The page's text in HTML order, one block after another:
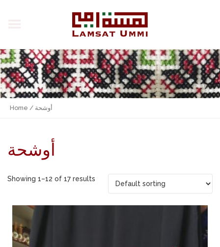
Home / أوشحة
أوشحة
Showing 1–12 of 17 results